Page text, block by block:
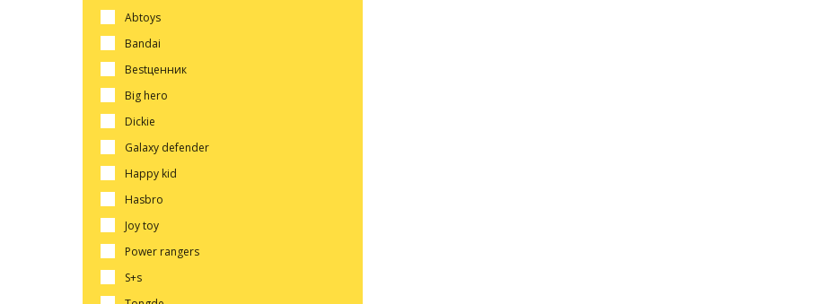
abtoys
bandai
bestценник
big hero
dickie
galaxy defender
happy kid
hasbro
joy toy
power rangers
s+s